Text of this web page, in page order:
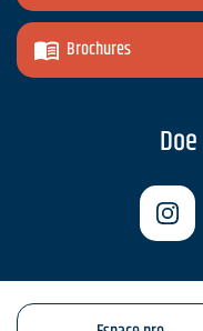
Brochures